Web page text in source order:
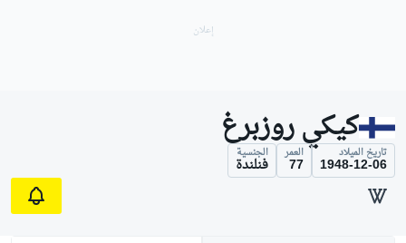
كيكي روزبرغ
تاريخ الميلاد
1948-12-06
العمر
77
الجنسية
فنلندة